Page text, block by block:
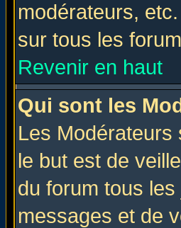
modérateurs,
sur tous les
Revenir en haut
Qui sont les
Les
le but est de
du forum tous
messages et de